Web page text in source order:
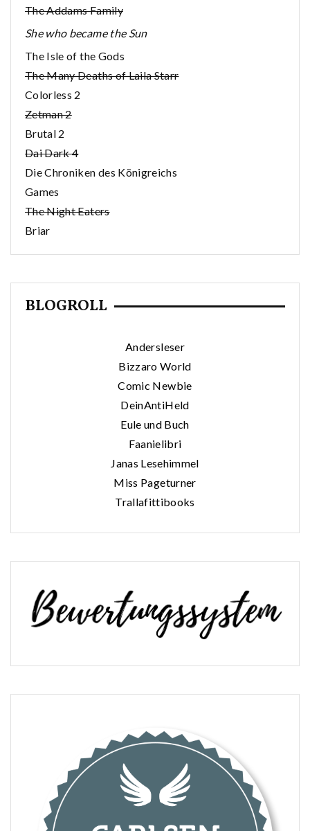
The Addams Family
She who became the Sun
The Isle of the Gods
The Many Deaths of Laila Starr
Colorless 2
Zetman 2
Brutal 2
Dai Dark 4
Die Chroniken des Königreichs
Games
The Night Eaters
Briar
BLOGROLL
Andersleser
Bizzaro World
Comic Newbie
DeinAntiHeld
Eule und Buch
Faanielibri
Janas Lesehimmel
Miss Pageturner
Trallafittibooks